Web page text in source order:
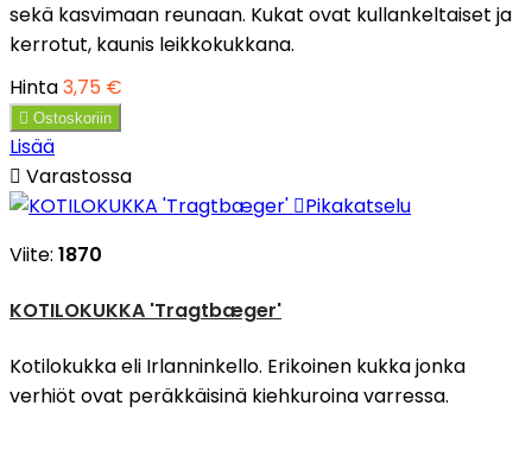
sekä kasvimaan reunaan. Kukat ovat kullankeltaiset ja
kerrotut, kaunis leikkokukkana.
Hinta3,75 €
 Ostoskoriin
Lisää
 Varastossa
Pikakatselu
Viite: 1870
KOTILOKUKKA 'Tragtbæger'
Kotilokukka eli Irlanninkello. Erikoinen kukka jonka
verhiöt ovat peräkkäisinä kiehkuroina varressa.